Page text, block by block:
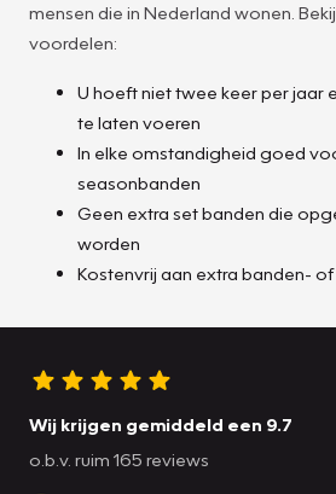
mensen die in Nederland wonen.
voordelen:
U hoeft niet twee keer per jaar
te laten voeren
In elke omstandigheid goed
seasonbanden
Geen extra set banden die
worden
Kostenvrij aan extra banden-
Wij krijgen gemiddeld een 9.7
o.b.v. ruim 165 reviews